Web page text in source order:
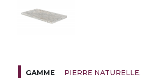
GAMME
PIERRE NATURELLE